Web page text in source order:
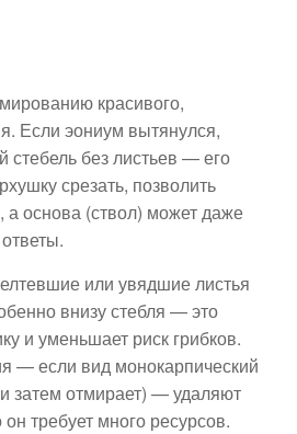
красивого,
Если эониум вытянулся,
стебель без листьев — его
срезать, позволить
а основа (ствол) может даже
или увядшие листья
внизу стебля — это
и уменьшает риск грибков.
— если вид монокарпический
и затем отмирает) — удаляют
требует много ресурсов.